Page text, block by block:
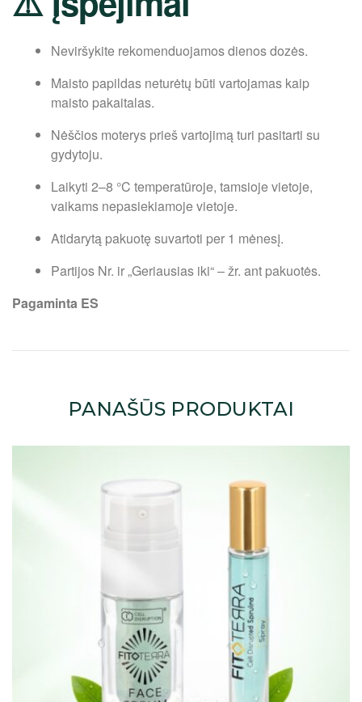
Neviršykite rekomenduojamos dienos dozės.
Maisto papildas neturėtų būti vartojamas kaip
maisto pakaitalas.
Nėščios moterys prieš vartojimą turi pasitarti su
gydytoju.
Laikyti 2–8 °C temperatūroje, tamsioje vietoje,
vaikams nepasiekiamoje vietoje.
Atidarytą pakuotę suvartoti per 1 mėnesį.
Partijos Nr. ir „Geriausias iki“ – žr. ant pakuotės.
Pagaminta ES
PANAŠŪS PRODUKTAI